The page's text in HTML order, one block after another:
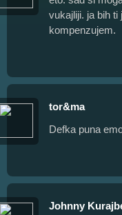
vukajliji. ja bih ti
kompenzujem.
tor&ma
Defka puna
Johnny